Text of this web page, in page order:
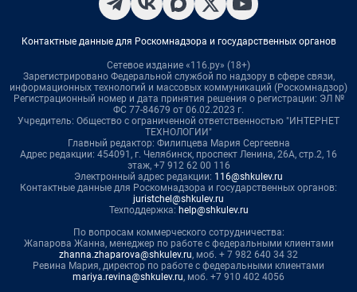
Контактные данные для Роскомнадзора и государственных органов
Сетевое издание «116.ру» (18+)
Зарегистрировано Федеральной службой по надзору в сфере связи,
информационных технологий и массовых коммуникаций (Роскомнадзор)
Регистрационный номер и дата принятия решения о регистрации: ЭЛ №
ФС 77-84679 от 06.02.2023 г.
Учредитель: Общество с ограниченной ответственностью "ИНТЕРНЕТ
ТЕХНОЛОГИИ"
Главный редактор: Филипцева Мария Сергеевна
Адрес редакции: 454091, г. Челябинск, проспект Ленина, 26А, стр.2, 16
этаж, +7 912 62 00 116
Электронный адрес редакции: 116@shkulev.ru
Контактные данные для Роскомнадзора и государственных органов:
juristchel@shkulev.ru
Техподдержка: help@shkulev.ru
По вопросам коммерческого сотрудничества:
Жапарова Жанна, менеджер по работе с федеральными клиентами
zhanna.zhaparova@shkulev.ru, моб. + 7 982 640 34 32
Ревина Мария, директор по работе с федеральными клиентами
mariya.revina@shkulev.ru, моб. +7 910 402 4056